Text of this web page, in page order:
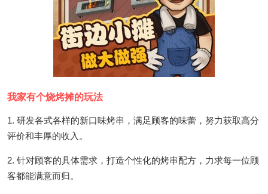
我家有个烧烤摊的玩法
1. 研发各式各样的新口味烤串，满足顾客的味蕾，努力获取高分
评价和丰厚的收入。
2. 针对顾客的具体需求，打造个性化的烤串配方，力求每一位顾
客都能满意而归。